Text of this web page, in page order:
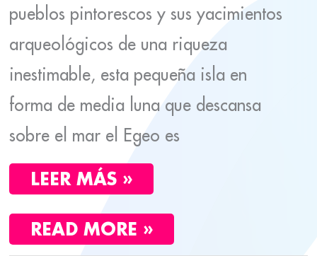
pueblos pintorescos y sus yacimientos
arqueológicos de una riqueza
inestimable, esta pequeña isla en
forma de media luna que descansa
sobre el mar el Egeo es
LEER MÁS »
READ MORE »